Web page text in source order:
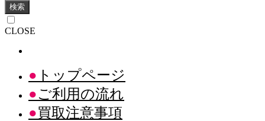
検索
CLOSE
トップページ
ご利用の流れ
買取注意事項